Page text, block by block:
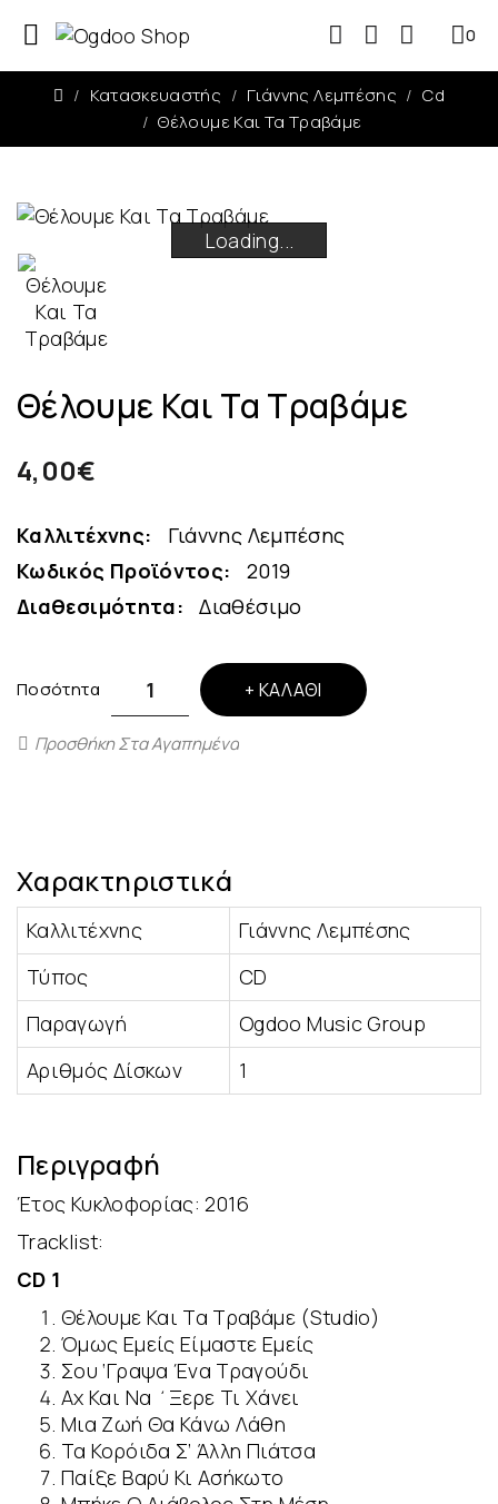
0
Κατασκευαστής Γιάννης Λεμπέσης
Cd
Θέλουμε Και Τα Τραβάμε
Loading...
Loading...
Loading...
Loading...
Θέλουμε Και Τα Τραβάμε
4,00€
Καλλιτέχνης:
Γιάννης Λεμπέσης
Κωδικός Προϊόντος:
2019
Διαθεσιμότητα:
Διαθέσιμο
Ποσότητα ΚΑΛΆΘΙ
Προσθήκη Στα Αγαπημένα
Χαρακτηριστικά
Καλλιτέχνης
Γιάννης Λεμπέσης
Τύπος
CD
Παραγωγή
Ogdoo Music Group
Αριθμός Δίσκων
1
Περιγραφή
Έτος Κυκλοφορίας: 2016
Tracklist:
CD 1
Θέλουμε Και Τα Τραβάμε (Studio)
Όμως Εμείς Είμαστε Εμείς
Σου ‘Γραψα Ένα Τραγούδι
Αχ Και Να ΄Ξερε Τι Χάνει
Μια Ζωή Θα Κάνω Λάθη
Τα Κορόιδα Σ’ Άλλη Πιάτσα
Παίξε Βαρύ Κι Ασήκωτο